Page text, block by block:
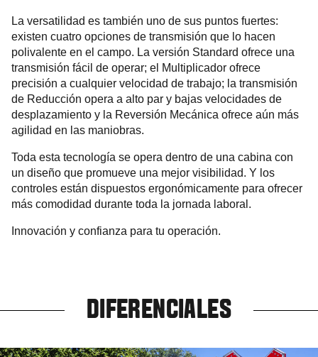
La versatilidad es también uno de sus puntos fuertes:
existen cuatro opciones de transmisión que lo hacen
polivalente en el campo. La versión Standard ofrece una
transmisión fácil de operar; el Multiplicador ofrece
precisión a cualquier velocidad de trabajo; la transmisión
de Reducción opera a alto par y bajas velocidades de
desplazamiento y la Reversión Mecánica ofrece aún más
agilidad en las maniobras.
Toda esta tecnología se opera dentro de una cabina con
un diseño que promueve una mejor visibilidad. Y los
controles están dispuestos ergonómicamente para ofrecer
más comodidad durante toda la jornada laboral.
Innovación y confianza para tu operación.
DIFERENCIALES